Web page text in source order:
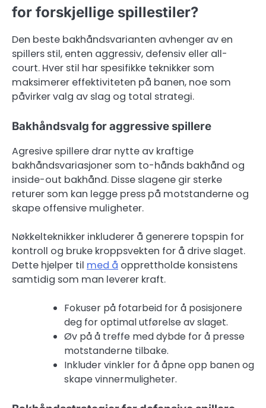
for forskjellige spillestiler?
Den beste bakhåndsvarianten avhenger av en
spillers stil, enten aggressiv, defensiv eller all-
court. Hver stil har spesifikke teknikker som
maksimerer effektiviteten på banen, noe som
påvirker valg av slag og total strategi.
Bakhåndsvalg for aggressive spillere
Agresive spillere drar nytte av kraftige
bakhåndsvariasjoner som to-hånds bakhånd og
inside-out bakhånd. Disse slagene gir sterke
returer som kan legge press på motstanderne og
skape offensive muligheter.
Nøkkelteknikker inkluderer å generere topspin for
kontroll og bruke kroppsvekten for å drive slaget.
Dette hjelper til med å opprettholde konsistens
samtidig som man leverer kraft.
Fokuser på fotarbeid for å posisjonere
deg for optimal utførelse av slaget.
Øv på å treffe med dybde for å presse
motstanderne tilbake.
Inkluder vinkler for å åpne opp banen og
skape vinnermuligheter.